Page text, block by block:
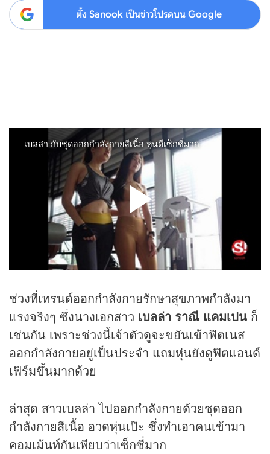
ตั้ง Sanook เป็นข่าวโปรดบน Google
ช่วงที่เทรนด์ออกกำลังกายรักษาสุขภาพกำลังมา
แรงจริงๆ ซึ่งนางเอกสาว เบลล่า ราณี แคมเปน ก็
เช่นกัน เพราะช่วงนี้เจ้าตัวดูจะขยันเข้าฟิตเนส
ออกกำลังกายอยู่เป็นประจำ แถมหุ่นยังดูฟิตแอนด์
เฟิร์มขึ้นมากด้วย
ล่าสุด สาวเบลล่า ไปออกกำลังกายด้วยชุดออก
กำลังกายสีเนื้อ อวดหุ่นเป๊ะ ซึ่งทำเอาคนเข้ามา
คอมเม้นท์กันเพียบว่าเซ็กซี่มาก